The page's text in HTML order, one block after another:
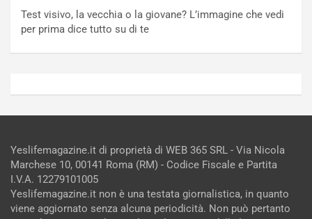
Test visivo, la vecchia o la giovane? L’immagine che vedi
per prima dice tutto su di te
Yeslifemagazine.it di proprietà di WEB 365 SRL - Via Nicola
Marchese 10, 00141 Roma (RM) - Codice Fiscale e Partita
I.V.A. 12279101005
Yeslifemagazine.it non è una testata giornalistica, in quanto
viene aggiornato senza alcuna periodicità. Non può pertanto